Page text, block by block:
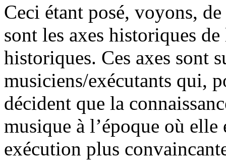
Ceci étant posé, voyons,
sont les axes historiques
historiques. Ces axes sont
musiciens/exécutants qui,
décident que la
musique à l’époque où elle
exécution plus